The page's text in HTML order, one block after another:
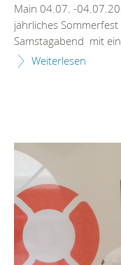
Main 04.07. -
jährliches
Samstagabend mit
Weiterlesen